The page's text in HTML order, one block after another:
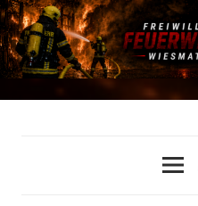
Zum
Inhalt
springen
Feuerwehr